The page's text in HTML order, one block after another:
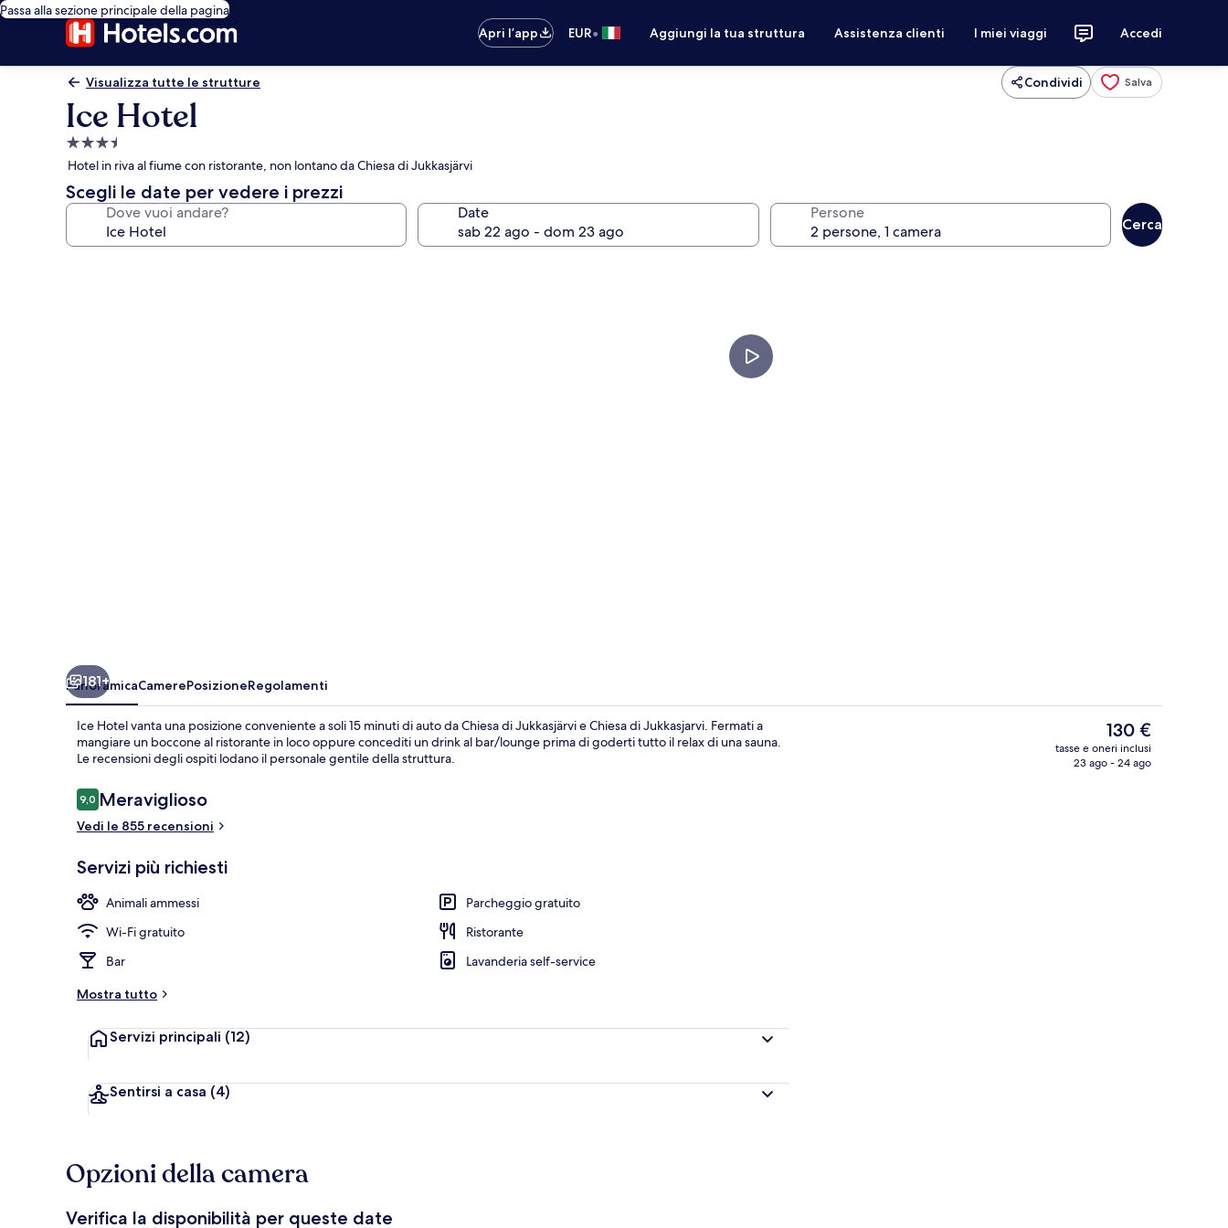
Passa alla sezione principale della pagina
Apri l’app
EUR• Aggiungi la tua struttura Assistenza clienti I miei viaggi Accedi
Visualizza tutte le strutture Condividi Salva
Ice Hotel
Struttura
a
3.5
stelle
Hotel in riva al fiume con ristorante, non lontano da Chiesa di Jukkasjärvi
Scegli le date per vedere i prezzi
Dove vuoi andare? Date Persone
Cerca
181+
PanoramicaCamerePosizioneRegolamenti
Ice Hotel vanta una posizione conveniente a soli 15 minuti di auto da Chiesa di Jukkasjärvi e Chiesa di Jukkasjarvi. Fermati a
mangiare un boccone al ristorante in loco oppure concediti un drink al bar/lounge prima di goderti tutto il relax di una sauna.
Le recensioni degli ospiti lodano il personale gentile della struttura.
Recensioni
9,09,0 su 10
Meraviglioso
Vedi le 855 recensioni
Servizi più richiesti
Animali ammessi
Parcheggio gratuito
Wi-Fi gratuito
Ristorante
Bar
Lavanderia self-service
Mostra tutto
Servizi principali (12)
Sentirsi a casa (4)
Il
prezzo
attuale
130 €
tasse e oneri inclusi
23 ago - 24 ago
Opzioni della camera
Verifica la disponibilità per queste date